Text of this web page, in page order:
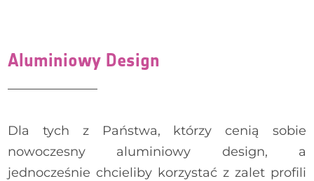
Aluminiowy Design
Dla tych z Państwa, którzy cenią sobie
nowoczesny aluminiowy design, a
jednocześnie chcieliby korzystać z zalet profili